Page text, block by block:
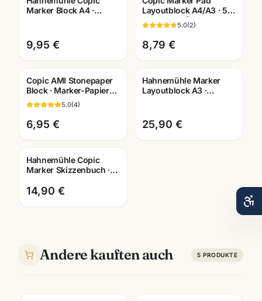
Marker Block A4 ·
9,95 €
Layoutblock A4/A3 · 50
Blatt 75g/m² ·
Künstlerbedarf
Mannheim
5.0(2)
8,79 €
Copic AMI Stonepaper
Block · Marker-Papier
aus Steinmehl ·
A6/A5/A4/A3 ·
Mannheim
5.0(4)
6,95 €
Hahnemühle Marker
Layoutblock A3 ·
Künstlerbedarf
Mannheim
25,90 €
Hahnemühle Copic
Marker Skizzenbuch ·
A4/A5 · Mannheim
14,90 €
Andere kauften auch 5 PRODUKTE